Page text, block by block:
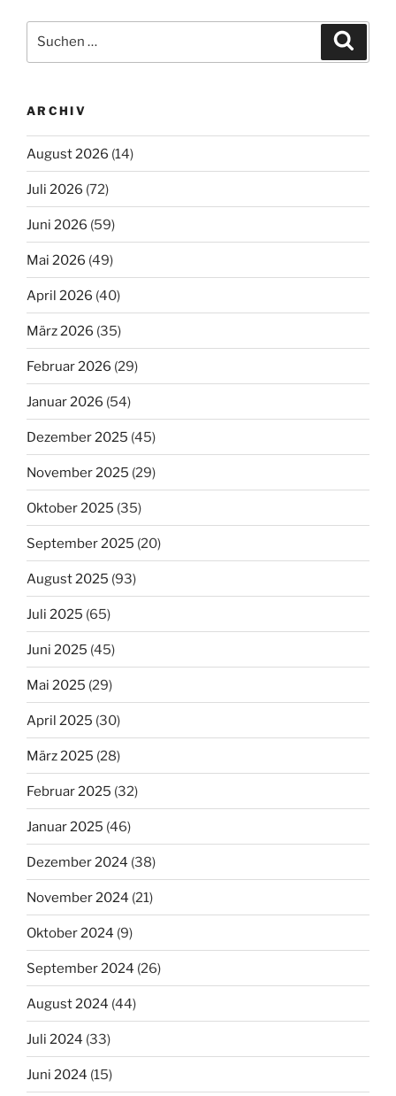
Suchen
ARCHIV
August 2026 (14)
Juli 2026 (72)
Juni 2026 (59)
Mai 2026 (49)
April 2026 (40)
März 2026 (35)
Februar 2026 (29)
Januar 2026 (54)
Dezember 2025 (45)
November 2025 (29)
Oktober 2025 (35)
September 2025 (20)
August 2025 (93)
Juli 2025 (65)
Juni 2025 (45)
Mai 2025 (29)
April 2025 (30)
März 2025 (28)
Februar 2025 (32)
Januar 2025 (46)
Dezember 2024 (38)
November 2024 (21)
Oktober 2024 (9)
September 2024 (26)
August 2024 (44)
Juli 2024 (33)
Juni 2024 (15)